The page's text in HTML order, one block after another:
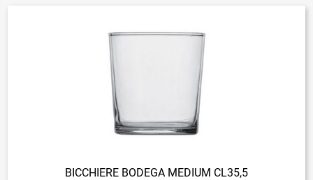
BICCHIERE BODEGA MEDIUM CL35,5